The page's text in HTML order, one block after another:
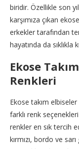
biridir. Özellikle son
karşımıza çıkan
erkekler tarafından
hayatında da sıklıkla
Ekose
Renkleri
Ekose takım
farklı renk
renkler en sık tercih
kırmızı, bordo ve